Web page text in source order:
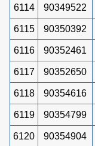
6114 90349522
6115 90350392
6116 90352461
6117 90352650
6118 90354616
6119 90354799
6120 90354904